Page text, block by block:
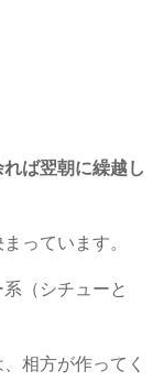
ば翌朝に繰越し
っています。
（シチューと
相方が作ってく